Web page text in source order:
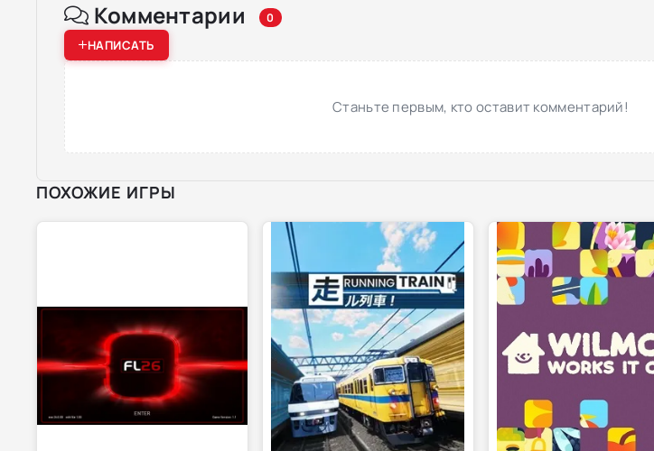
Комментарии 0
НАПИСАТЬ
Станьте первым, кто оставит комментарий!
ПОХОЖИЕ ИГРЫ